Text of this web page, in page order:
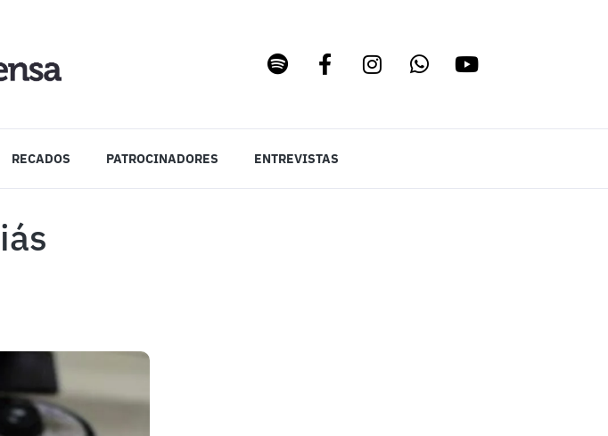
RECADOS PATROCINADORES ENTREVISTAS